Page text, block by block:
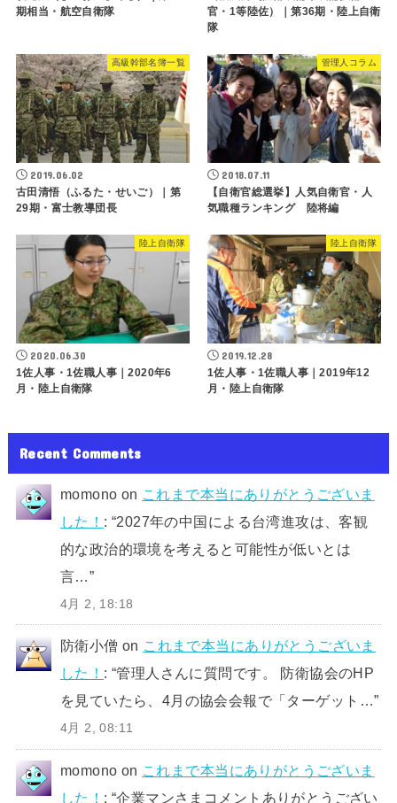
期相当・航空自衛隊
官・1等陸佐）｜第36期・陸上自衛
隊
高級幹部名簿一覧
2019.06.02
古田清悟（ふるた・せいご）｜第
29期・富士教導団長
管理人コラム
2018.07.11
【自衛官総選挙】人気自衛官・人
気職種ランキング 陸将編
陸上自衛隊
2020.06.30
1佐人事・1佐職人事｜2020年6
月・陸上自衛隊
陸上自衛隊
2019.12.28
1佐人事・1佐職人事｜2019年12
月・陸上自衛隊
Recent Comments
momono on これまで本当にありがとうございま
した！ : “2027年の中国による台湾進攻は、客観
的な政治的環境を考えると可能性が低いとは
言…”
4月 2, 18:18
防衛小僧 on これまで本当にありがとうございま
した！ : “管理人さんに質問です。 防衛協会のHP
を見ていたら、4月の協会会報で「ターゲット…”
4月 2, 08:11
momono on これまで本当にありがとうございま
した！ : “企業マンさまコメントありがとうござい